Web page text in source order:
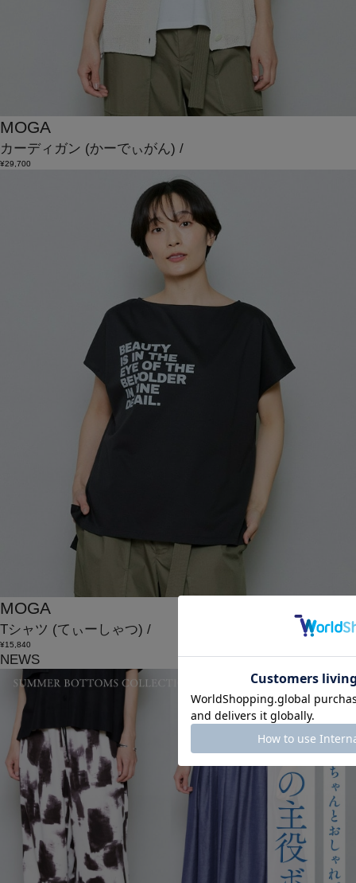
MOGA
カーディガン (かーでぃがん) /
¥29,700
MOGA
Tシャツ (てぃーしゃつ) /
¥15,840
NEWS